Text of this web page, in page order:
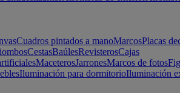
Cuadros pintados a manoMarcosPlacas
CestasBaúlesRevisterosCajas
MaceterosJarronesMarcos de fotos
Iluminación para dormitorioIluminación